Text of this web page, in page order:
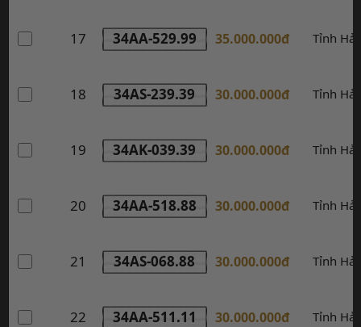
17 34AA-529.99 35.000.000đ Tỉnh
18 34AS-239.39 30.000.000đ Tỉnh
19 34AK-039.39 30.000.000đ Tỉnh
20 34AA-518.88 30.000.000đ Tỉnh
21 34AS-068.88 30.000.000đ Tỉnh
22 34AA-511.11 30.000.000đ Tỉnh